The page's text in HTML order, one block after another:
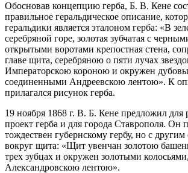
Обосновав концепцию герба, Б. В. Кене
правильное геральдическое описание,
геральдики является эталоном герба: «В
серебряной горе, золотая зубчатая с
открытыми воротами крепостная стена,
главе щита, серебряною о пяти лучах
Императорскою короною и окружен
соединенными Андреевскою лентою». К
прилагался рисунок герба.
19 ноября 1868 г. В. Б. Кене предложил для
проект герба и для города Ставрополя. Он
тождествен губернскому гербу, но с
вокруг щита: «Щит увенчан золотою
трех зубцах и окружен золотыми
Александровскою лентою».